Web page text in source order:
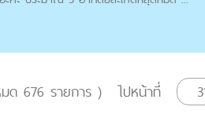
ด 676 รายการ ) ไปหน้าที่